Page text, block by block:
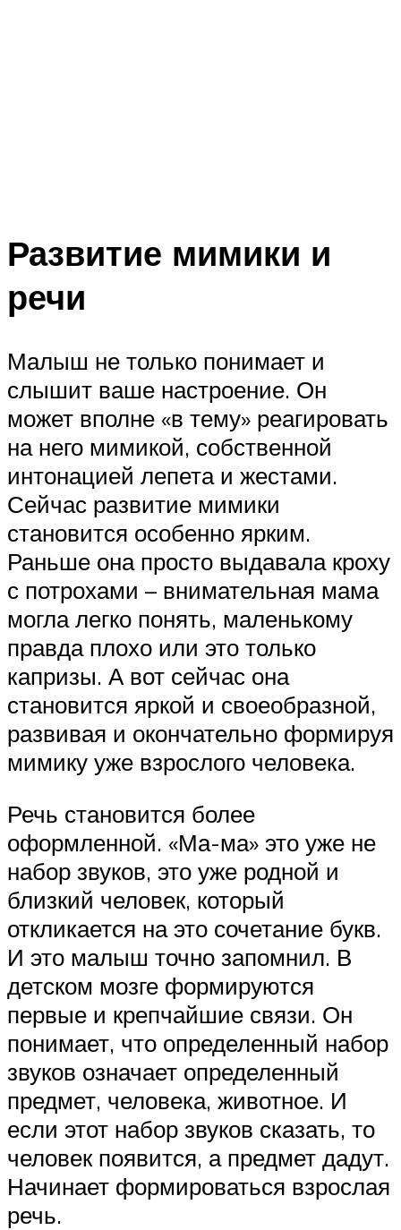
Развитие мимики и
речи
Малыш не только понимает и
слышит ваше настроение. Он
может вполне «в тему» реагировать
на него мимикой, собственной
интонацией лепета и жестами.
Сейчас развитие мимики
становится особенно ярким.
Раньше она просто выдавала кроху
с потрохами – внимательная мама
могла легко понять, маленькому
правда плохо или это только
капризы. А вот сейчас она
становится яркой и своеобразной,
развивая и окончательно формируя
мимику уже взрослого человека.
Речь становится более
оформленной. «Ма-ма» это уже не
набор звуков, это уже родной и
близкий человек, который
откликается на это сочетание букв.
И это малыш точно запомнил. В
детском мозге формируются
первые и крепчайшие связи. Он
понимает, что определенный набор
звуков означает определенный
предмет, человека, животное. И
если этот набор звуков сказать, то
человек появится, а предмет дадут.
Начинает формироваться взрослая
речь.